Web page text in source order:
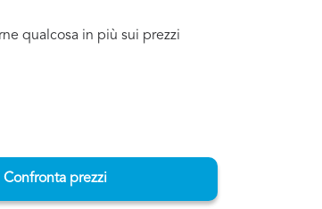
qualcosa in più sui prezzi
Confronta prezzi